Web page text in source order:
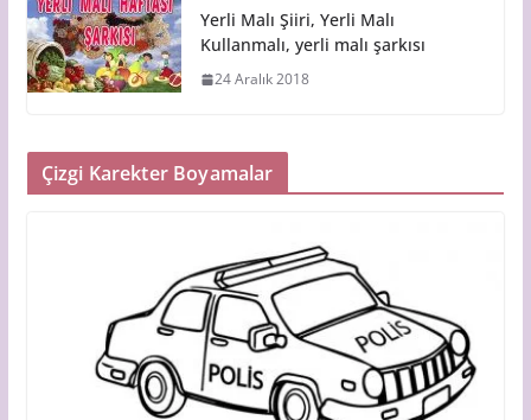
Yerli Malı Şiiri, Yerli Malı
Kullanmalı, yerli malı şarkısı
24 Aralık 2018
Çizgi Karekter Boyamalar